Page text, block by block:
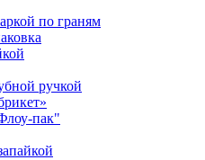
по граням
ручкой
пак"